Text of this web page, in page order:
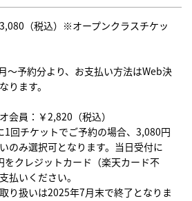
（税込）※オープンクラスチケッ
～予約分より、お支払い方法はWeb決
ります。
会員：￥2,820（税込）
回チケットでご予約の場合、3,080円
のみ選択可となります。当日受付に
をクレジットカード（楽天カード不
払いください。
り扱いは2025年7月末で終了となりま